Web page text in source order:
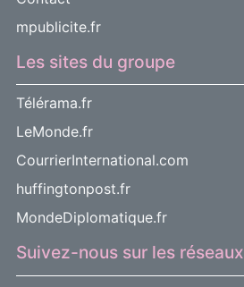
mpublicite.fr
Les sites du groupe
Télérama.fr
LeMonde.fr
CourrierInternational.com
huffingtonpost.fr
MondeDiplomatique.fr
Suivez-nous sur les réseaux